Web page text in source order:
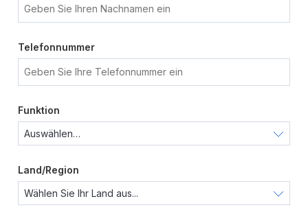
Telefonnummer
Funktion
Land/Region